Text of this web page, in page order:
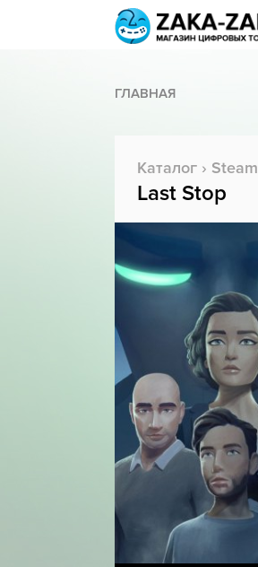
ГЛАВНАЯ
Каталог › Steam
Last Stop